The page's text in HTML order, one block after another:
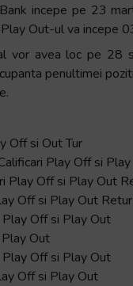
incepe pe 23
Out-ul va incepe
vor avea loc pe
penultimei
Off si Out Tur
Play Off si Play
Play Off si Play Out
Off si Play Out Retur
Off si Play Out
Out
Off si Play Out
Off si Play Out